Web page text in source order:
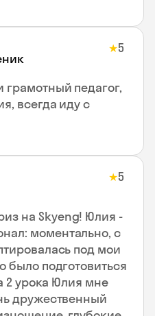
★5
педагог,
всегда иду с
★5
на Skyeng! Юлия -
моментально, с
под мои
было подготовиться
2 урока Юлия мне
дружественный